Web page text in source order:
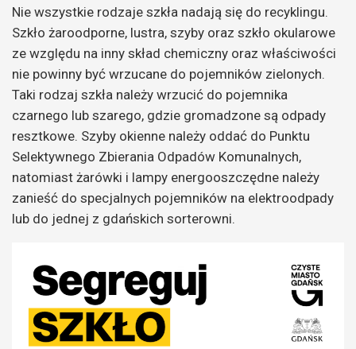
Nie wszystkie rodzaje szkła nadają się do recyklingu.
Szkło żaroodporne, lustra, szyby oraz szkło okularowe
ze względu na inny skład chemiczny oraz właściwości
nie powinny być wrzucane do pojemników zielonych.
Taki rodzaj szkła należy wrzucić do pojemnika
czarnego lub szarego, gdzie gromadzone są odpady
resztkowe. Szyby okienne należy oddać do Punktu
Selektywnego Zbierania Odpadów Komunalnych,
natomiast żarówki i lampy energooszczędne należy
zanieść do specjalnych pojemników na elektroodpady
lub do jednej z gdańskich sorterowni.